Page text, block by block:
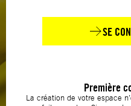
SE
Première
La création de votre espace